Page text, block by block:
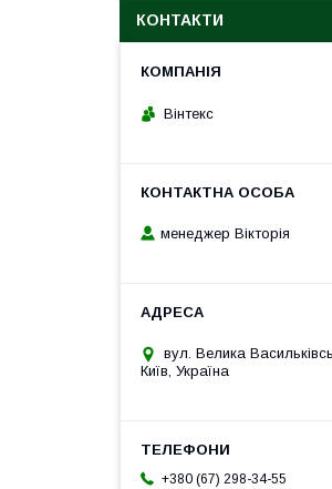
КОНТАКТИ
Вінтекс
менеджер Вікторія
вул. Велика
Київ, Україна
+380 (67) 298-34-55